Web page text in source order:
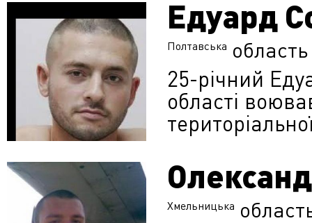
Едуард
Полтавська область
25-річний
області
Хмельницька